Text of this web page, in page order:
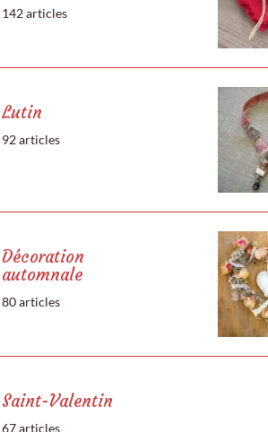
142 articles
Lutin
92 articles
Décoration
automnale
80 articles
Saint-Valentin
67 articles